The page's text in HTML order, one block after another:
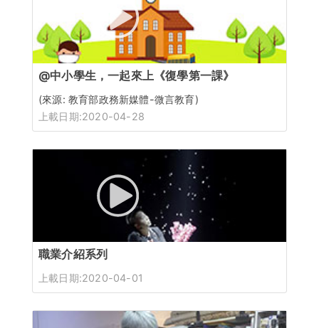
@中小學生，一起來上《復學第一課》
(來源: 教育部政務新媒體-微言教育)
上載日期:2020-04-28
職業介紹系列
上載日期:2020-04-01